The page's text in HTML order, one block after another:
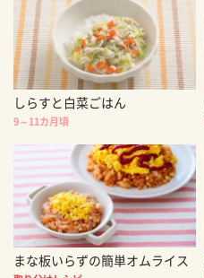
しらすと白菜ごはん
9～11カ月頃
まな板いらずの簡単オムライス